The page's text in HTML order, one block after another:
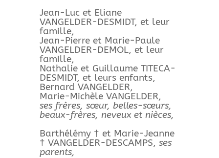
Jean-Luc et Eliane
VANGELDER-DESMIDT, et leur
famille,
Jean-Pierre et Marie-Paule
VANGELDER-DEMOL, et leur
famille,
Nathalie et Guillaume TITECA-
DESMIDT, et leurs enfants,
Bernard VANGELDER,
Marie-Michèle VANGELDER,
ses frères, sœur, belles-sœurs,
beaux-frères, neveux et nièces,
Barthélémy † et Marie-Jeanne
† VANGELDER-DESCAMPS, ses
parents,